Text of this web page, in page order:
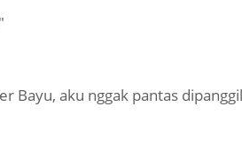
Bayu, aku nggak pantas